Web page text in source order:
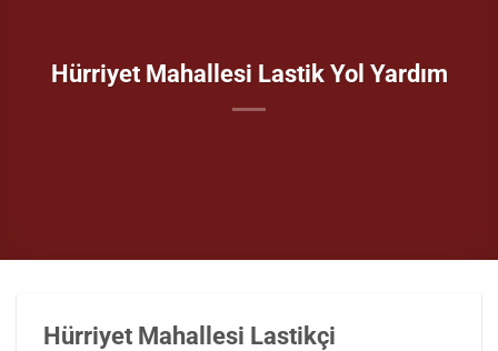
Hürriyet Mahallesi Lastik Yol Yardım
Hürriyet Mahallesi Lastikçi